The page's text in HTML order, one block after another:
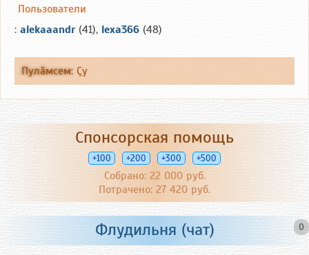
Пользователи
: alekaaandr(41), lexa366 (48)
Пулăмсем: Çу
Спонсорская помощь
+100 +200 +300 +500
Собрано: 22 000 руб.
Потрачено: 27 420 руб.
0
Флудильня (чат)